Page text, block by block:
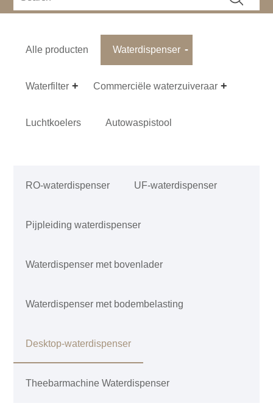
Alle producten Waterdispenser
Waterfilter Commerciële waterzuiveraar
Luchtkoelers Autowaspistool
RO-waterdispenser UF-waterdispenser
Pijpleiding waterdispenser
Waterdispenser met bovenlader
Waterdispenser met bodembelasting
Desktop-waterdispenser
Theebarmachine Waterdispenser